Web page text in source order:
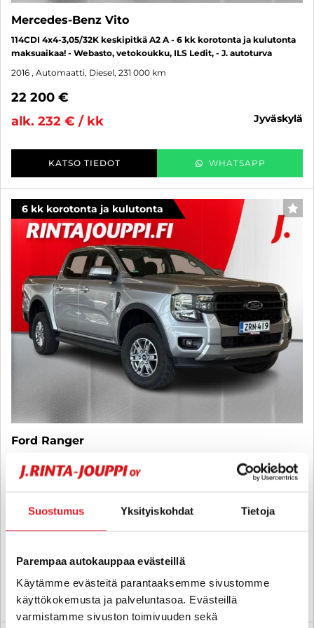
Suostumus Yksityiskohdat Tietoja
Parempaa autokauppaa evästeillä
Käytämme evästeitä parantaaksemme sivustomme
käyttökokemusta ja palveluntasoa. Evästeillä
varmistamme sivuston toimivuuden sekä
Mercedes-Benz Vito
114CDI 4x4-3,05/32K keskipitkä A2 A - 6 kk korotonta ja kulutonta
maksuaikaa! - Webasto, vetokoukku, ILS Ledit, - J. autoturva
2016 , Automaatti, Diesel, 231 000 km
22 200 €
alk. 232 € / kk
jyväskylä
KATSO TIEDOT WHATSAPP
6 kk korotonta ja kulutonta
Ford Ranger
Double Cab XLT 2.0 Ford EcoBlue 170hv M6 4x4, ilman takaistuimia
- 6 kk korotonta ja kulutonta maksuaikaa! - ALV, H-KIRJA,
2024 , Manuaali, Diesel, 93 000 km
39 800 €
alk. 350 € / kk
KATSO TIEDOT WHATSAPP